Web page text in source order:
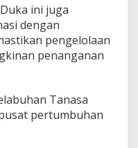
ini juga
dengan
pengelolaan
penanganan
Tanasa
pertumbuhan